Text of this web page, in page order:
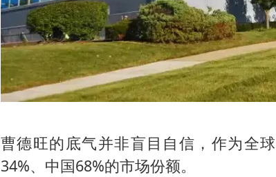
曹德旺的底气并非盲目自信，作为全
34%、中国68%的市场份额。